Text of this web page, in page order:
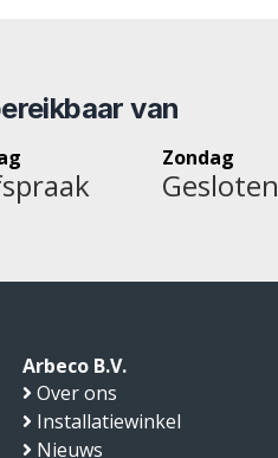
van
Zondag
Gesloten
Arbeco B.V.
Over ons
Installatiewinkel
Nieuws